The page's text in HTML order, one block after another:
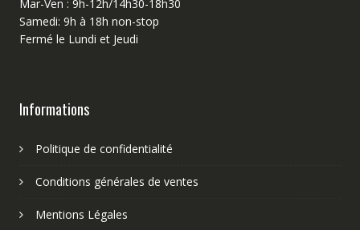
Mar-Ven : 9h-12h/14h30-18h30
Samedi: 9h à 18h non-stop
Fermé le Lundi et Jeudi
Informations
Politique de confidentialité
Conditions générales de ventes
Mentions Légales